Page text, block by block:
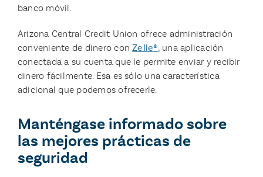
banco móvil.
Arizona Central Credit Union ofrece administración
conveniente de dinero conZelle®, una aplicación
conectada a su cuenta que le permite enviar y recibir
dinero fácilmente. Esa es sólo una característica
adicional que podemos ofrecerle.
Manténgase informado sobre
las mejores prácticas de
seguridad